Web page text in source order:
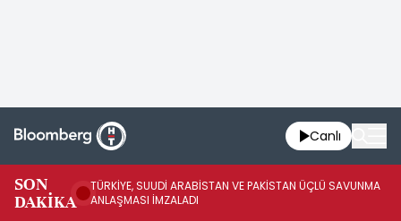
Canlı
SON
DAKİKA
TÜRKİYE, SUUDİ ARABİSTAN VE PAKİSTAN ÜÇLÜ SAVUNMA
ANLAŞMASI İMZALADI